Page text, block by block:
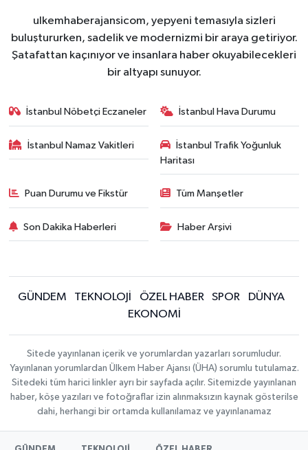
ulkemhaberajansicom, yepyeni temasıyla sizleri
buluştururken, sadelik ve modernizmi bir araya getiriyor.
Şatafattan kaçınıyor ve insanlara haber okuyabilecekleri
bir altyapı sunuyor.
İstanbul Nöbetçi Eczaneler İstanbul Hava Durumu
İstanbul Namaz Vakitleri
İstanbul Trafik Yoğunluk
Haritası
Puan Durumu ve Fikstür Tüm Manşetler
Son Dakika Haberleri Haber Arşivi
GÜNDEM TEKNOLOJİ ÖZEL HABER SPOR
DÜNYA
EKONOMİ
Sitede yayınlanan içerik ve yorumlardan yazarları sorumludur.
Yayınlanan yorumlardan Ülkem Haber Ajansı (ÜHA) sorumlu tutulamaz.
Sitedeki tüm harici linkler ayrı bir sayfada açılır. Sitemizde yayınlanan
haber, köşe yazıları ve fotoğraflar izin alınmaksızın kaynak gösterilse
dahi, herhangi bir ortamda kullanılamaz ve yayınlanamaz